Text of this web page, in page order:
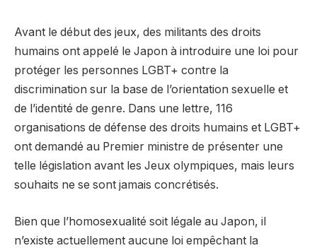
Avant le début des jeux, des militants des droits
humains ont appelé le Japon à introduire une loi pour
protéger les personnes LGBT+ contre la
discrimination sur la base de l’orientation sexuelle et
de l’identité de genre. Dans une lettre, 116
organisations de défense des droits humains et LGBT+
ont demandé au Premier ministre de présenter une
telle législation avant les Jeux olympiques, mais leurs
souhaits ne se sont jamais concrétisés.
Bien que l’homosexualité soit légale au Japon, il
n’existe actuellement aucune loi empêchant la